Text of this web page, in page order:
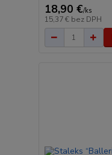
18,90 €/ks
15,37 € bez DPH